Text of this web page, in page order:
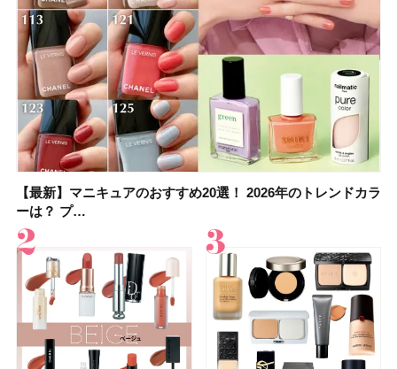
【最新】マニキュアのおすすめ20選！ 2026年のトレンドカラ
ーは？ プ…
【石井美保さん】おすすめの「ブライトニング」11選！ スキ
ンケアからサプ…
【最新】マニキュアのおすすめ20選！ 2026年のトレンドカラ
ーは？ プ…
【2026夏】「香水・フレグランス」ランキングTOP5！＜美
容マニア・マ…
【5分で万能！ 夏レシピ】「万能ねぎ塩だれ」の作り方＆ア
レンジレシピ2品
【2026年夏】40代におすすめの髪型30選！ 若く見える・手
入れが楽な…
【鈴木えみさんの愛用品30選】コスメ・スキンケア・ヘアケ
アetc.お気に…
【限定】&be「リップカラーデュオ 01 ピンクベージュ」レビ
ュー｜落ち…